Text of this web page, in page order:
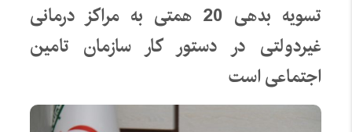
تسویه بدهی 20 همتی به مراکز درمانی
غیردولتی در دستور کار سازمان تامین
اجتماعی است